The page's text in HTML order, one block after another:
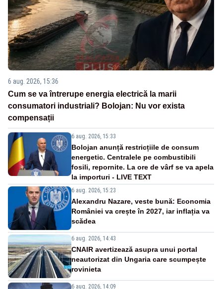
6 aug. 2026, 15:36
Cum se va întrerupe energia electrică la marii
consumatori industriali? Bolojan: Nu vor exista
compensații
6 aug. 2026, 15:33
Bolojan anunță restricțiile de consum
energetic. Centralele pe combustibili
fosili, repornite. La ore de vârf se va apela
la importuri - LIVE TEXT
6 aug. 2026, 15:23
Alexandru Nazare, veste bună: Economia
României va crește în 2027, iar inflația va
scădea
6 aug. 2026, 14:43
CNAIR avertizează asupra unui portal
neautorizat din Ungaria care scumpește
rovinieta
6 aug. 2026, 14:09